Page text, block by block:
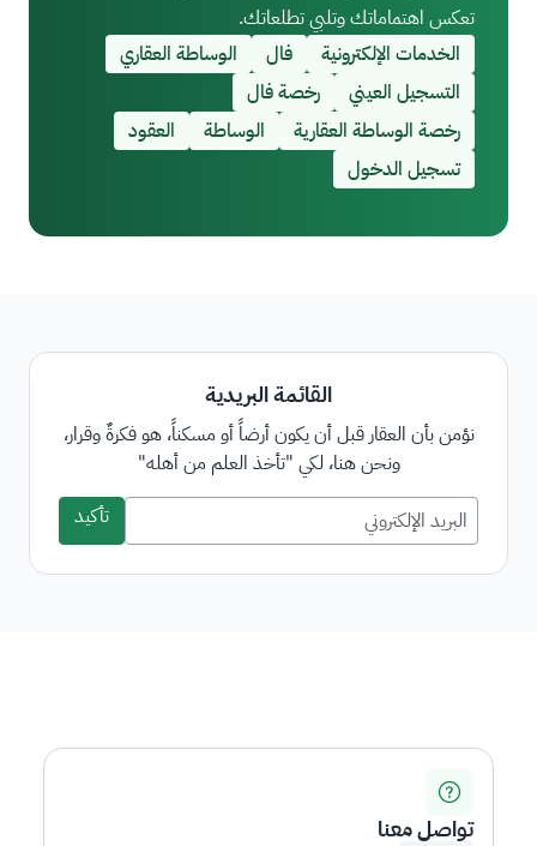
تعكس اهتماماتك وتلبي تطلعاتك.
الخدمات الإلكترونية
فال
الوساطة العقاري
التسجيل العيني
رخصة فال
رخصة الوساطة العقارية
الوساطة
العقود
تسجيل الدخول
القائمة البريدية
نؤمن بأن العقار قبل أن يكون أرضاً أو مسكناً، هو فكرةٌ وقرار،
ونحن هنا، لكي "تأخذ العلم من أهله"
تأكيد
تواصل معنا